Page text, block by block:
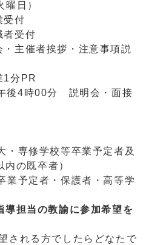
日）
付
受付
催者挨拶・注意事項説
分PR
4時00分 説明会・面接
専修学校等卒業予定者及
の既卒者）
業予定者・保護者・高等学
担当の教諭に参加希望を
される方でしたらどなたで